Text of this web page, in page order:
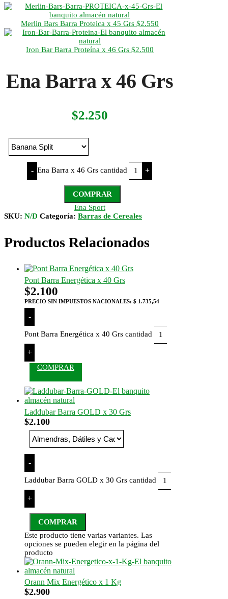
Merlin Bars Barra Proteica x 45 Grs $2.550
Iron Bar Barra Proteína x 46 Grs $2.500
Ena Barra x 46 Grs
$2.250
- Ena Barra x 46 Grs cantidad +
COMPRAR
Ena Sport
SKU: N/D Categoría: Barras de Cereales
Productos Relacionados
Pont Barra Energética x 40 Grs
$2.100
PRECIO SIN IMPUESTOS NACIONALES: $ 1.735,54
-
Pont Barra Energética x 40 Grs cantidad
+
COMPRAR
Laddubar Barra GOLD x 30 Grs
$2.100
-
Laddubar Barra GOLD x 30 Grs cantidad
+
COMPRAR
Este producto tiene varias variantes. Las
opciones se pueden elegir en la página del
producto
Orann Mix Energético x 1 Kg
$2.900